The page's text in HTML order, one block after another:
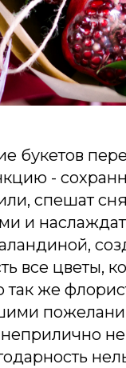
букетов
-
спешат
и
все цветы,
так же